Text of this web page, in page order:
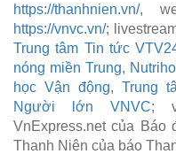
https://thanhnien.vn/,
https://vnvc.vn/;
Trung tâm Tin tức
nóng miền Trung,
học Vận động, Trung
Người lớn VNVC;
VnExpress.net của Báo
Thanh Niên của báo